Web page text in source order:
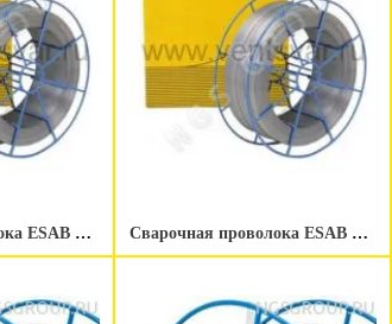
Сварочная проволока ESAB OK Autrod 16.95 1.0 мм 250 kg Сварочная проволока ESAB OK Autrod 16.95 0.8 мм 15 kg